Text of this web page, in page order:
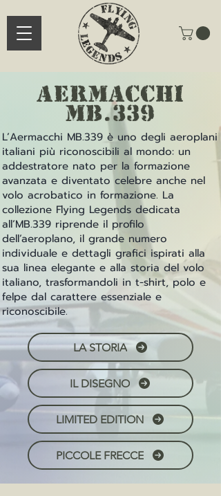
aermacchi
mb.339
L’Aermacchi MB.339 è uno degli aeroplani
italiani più riconoscibili al mondo: un
addestratore nato per la formazione
avanzata e diventato celebre anche nel
volo acrobatico in formazione. La
collezione Flying Legends dedicata
all’MB.339 riprende il profilo
dell’aeroplano, il grande numero
individuale e dettagli grafici ispirati alla
sua linea elegante e alla storia del volo
italiano, trasformandoli in t-shirt, polo e
felpe dal carattere essenziale e
riconoscibile.
LA STORIA
IL DISEGNO
LIMITED EDITION
PICCOLE FRECCE